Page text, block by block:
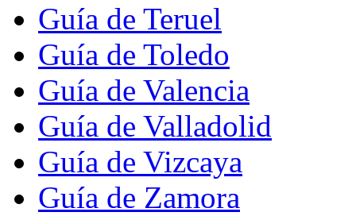
Guía de Teruel
Guía de Toledo
Guía de Valencia
Guía de Valladolid
Guía de Vizcaya
Guía de Zamora